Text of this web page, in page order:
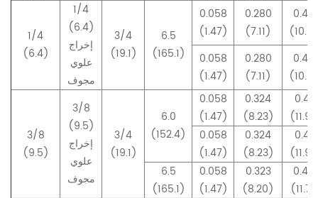
1/4
(6.4)
1/4
(6.4)
إخراج
علوي
مجوف
3/4
(19.1)
6.5
(165.1)
0.058
(1.47)
0.280
(7.11)
0.058
(1.47)
0.280
(7.11)
3/8
(9.5)
3/8
(9.5)
إخراج
علوي
مجوف
3/4
(19.1)
6.0
(152.4)
0.058
(1.47)
0.324
(8.23)
0.471
0.058
(1.47)
0.324
(8.23)
0.471
6.5
(165.1)
0.058
(1.47)
0.323
(8.20)